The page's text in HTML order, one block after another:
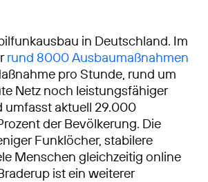
in Deutschland. Im
rund 8000 Ausbaumaßnahmen
pro Stunde, rund um
Netz noch leistungsfähiger
umfasst aktuell 29.000
der Bevölkerung. Die
Funklöcher, stabilere
Menschen gleichzeitig online
ist ein weiterer